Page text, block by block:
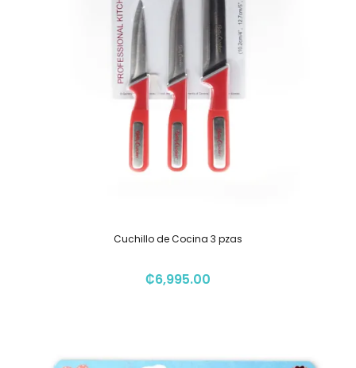
Cuchillo de Cocina 3 pzas
₡6,995.00